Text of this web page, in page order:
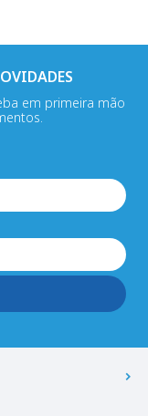
em primeira mão